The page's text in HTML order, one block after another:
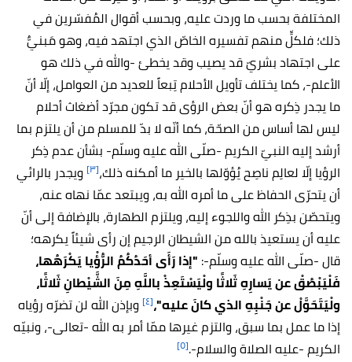
المختلفة بحسب ما وردت عليه، وبحسب أقوال المُفسّرين في
ذلك؛ فلكلٍّ منهم تفسيره الخاصّ الذي اجتهد فيه، وهو مَبنيٌّ
على اجتهاد بشريّ قد يصيب وقد يخطئ -والله في ذلك هو
الأعلم-،كما يختلف تأويل الأحلام تِبعاً للعديد من العوامل، إلّا أنّ
ما يجدر ذِكره هو أنّ بعض الرؤى قد تكون مجرّد أضغاث أحلام
ليس لها أساس من الصحّة، كما أنّه لا بدّ للمسلم من أن يلتزم بما
أرشد إليه النبيّ الكريم -صلّى الله عليه وسلّم- بشأن عدم ذِكر
الرؤيا إلّا لعالِم ناصِح يُؤوّلها بالخير ما أمكنه ذلك،[٣]
ويجدر بالرائي
أن يتحرّى الحفاظ على ما أمره الله به، ويبتعد عمّا نهاه عنه،
ويتحصّن بذِكر الله واللجوء إليه، ويلتزم الطهارة، بالإضافة إلى أنّ
عليه أن يستعيذ بالله من الشيطان الرجيم إن رأى شيئاً يكرهه؛
قال -صلّى الله عليه وسلّم-: "إذا رَأَى أحَدُكُمُ الرُّؤْيا يَكْرَهُها،
فَلْيَبْصُقْ عن يَسارِهِ ثَلاثًا ولْيَسْتَعِذْ باللَّهِ مِنَ الشَّيْطانِ ثَلاثًا،
ولْيَتَحَوَّلْ عن جَنْبِهِ الذي كانَ عليه"،[٤]
وبإذن الله لن تضرّه رؤياه
إذا ما عمل بما سبق، والتزم غيرها ممّا أمر به الله -تعالى-، ونبيّه
الكريم -عليه الصلاة والسلام-.[٥]